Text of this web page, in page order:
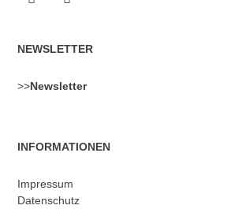
NEWSLETTER
>>Newsletter
INFORMATIONEN
Impressum
Datenschutz